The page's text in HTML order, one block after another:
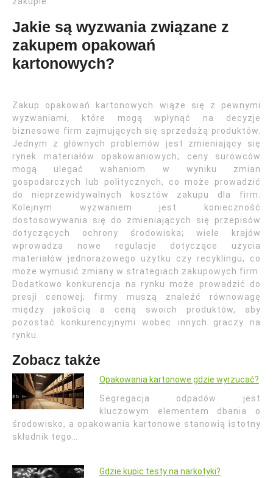
Jakie są wyzwania związane z
zakupem opakowań
kartonowych?
Zakup opakowań kartonowych wiąże się z pewnymi
wyzwaniami, które mogą wpłynąć na decyzje
biznesowe firm zajmujących się sprzedażą produktów.
Jednym z głównych problemów jest zmieniający się
rynek materiałów opakowaniowych; ceny surowców
mogą ulegać wahaniom w wyniku zmian
gospodarczych lub politycznych, co może prowadzić
do nieprzewidywalnych kosztów zakupu dla firm.
Kolejnym wyzwaniem jest konieczność
dostosowywania się do zmieniających się przepisów
dotyczących ochrony środowiska; wiele krajów
wprowadza nowe regulacje dotyczące użycia
materiałów jednorazowego użytku czy recyklingu, co
może wymusić zmiany w strategiach zakupowych firm.
Dodatkowo konkurencja na rynku może prowadzić do
presji cenowej; firmy muszą znaleźć równowagę
między jakością a ceną swoich produktów, aby
pozostać konkurencyjnymi wobec innych graczy na
rynku.
Zobacz także
Opakowania kartonowe gdzie wyrzucać?
Segregacja odpadów jest
kluczowym elementem dbania o
środowisko, a opakowania kartonowe stanowią istotny
składnik tego…
Gdzie kupic testy na narkotyki?